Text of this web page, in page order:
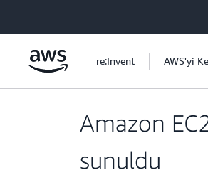
re:Invent AWS'yi
Amazon
sunuldu